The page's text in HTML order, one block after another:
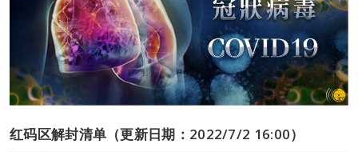
红码区解封清单（更新日期：2022/7/2 16:00）